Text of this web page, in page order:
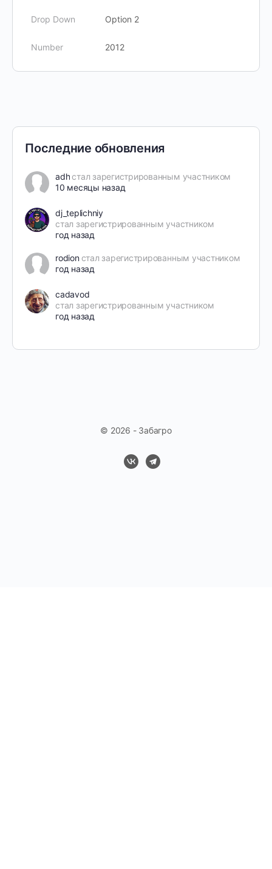
Drop Down Option 2
Number 2012
Последние обновления
adhстал зарегистрированным участником
10 месяцы назад
dj_teplichniy
стал зарегистрированным участником
год назад
rodion стал зарегистрированным участником
год назад
cadavod
стал зарегистрированным участником
год назад
© 2026 - Забагро